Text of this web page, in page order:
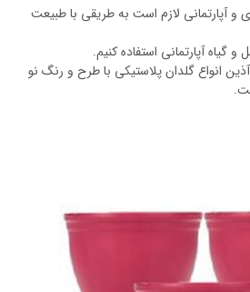
و آپارتمانی لازم است به طریقی با طبیعت
گیاه آپارتمانی استفاده کنیم.
انواع گلدان پلاستیکی با طرح و رنگ نو